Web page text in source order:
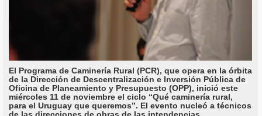
El Programa de Caminería Rural (PCR), que opera en la órbita
de la Dirección de Descentralización e Inversión Pública de
Oficina de Planeamiento y Presupuesto (OPP), inició este
miércoles 11 de noviembre el ciclo “Qué caminería rural,
para el Uruguay que queremos”. El evento nucleó a técnicos